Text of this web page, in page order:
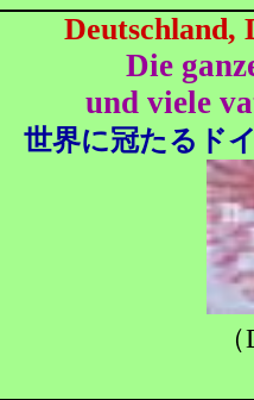
Deutschland,
Die
und viele
世界に冠たるド